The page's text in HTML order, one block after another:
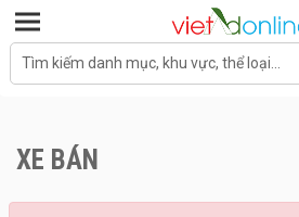
Toggle navigation
Tìm kiếm danh mục, khu vực, thể loại...
XE BÁN